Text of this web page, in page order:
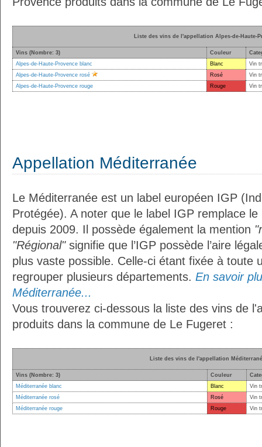
Liste des vins de l'appellation Alpes-de-Haute-
Vins (Nombre: 3) Couleur
Alpes-de-Haute-Provence blanc
Blanc
Vin
Alpes-de-Haute-Provence rosé
Rosé
Vin
Alpes-de-Haute-Provence rouge
Rouge Vin
Appellation Méditerranée
Le Méditerranée est un label européen IGP
Protégée). A noter que le label IGP remplace
depuis 2009. Il possède également la mention
"Régional"signifie que l’IGP possède l’aire
plus vaste possible. Celle-ci étant fixée à toute
regrouper plusieurs départements. En savoir
Méditerranée...
Vous trouverez ci-dessous la liste des vins de
produits dans la commune de Le Fugeret :
Liste des vins de l'appellation
Vins (Nombre: 3) Couleur
Méditerranée blanc
Blanc
Vin
Méditerranée rosé
Rosé
Vin
Méditerranée rouge
Rouge Vin